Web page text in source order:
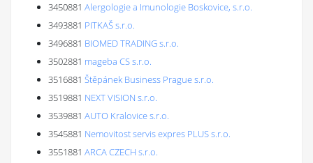
3450881 Alergologie a Imunologie Boskovice, s.r.o.
3493881 PITKAŠ s.r.o.
3496881 BIOMED TRADING s.r.o.
3502881 mageba CS s.r.o.
3516881 Štěpánek Business Prague s.r.o.
3519881 NEXT VISION s.r.o.
3539881 AUTO Kralovice s.r.o.
3545881 Nemovitost servis expres PLUS s.r.o.
3551881 ARCA CZECH s.r.o.